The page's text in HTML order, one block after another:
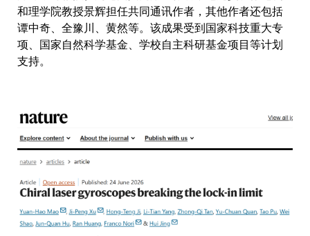
和理学院教授景辉担任共同通讯作者，其他作者还包括
谭中奇、全豫川、黄然等。该成果受到国家科技重大专
项、国家自然科学基金、学校自主科研基金项目等计划
支持。